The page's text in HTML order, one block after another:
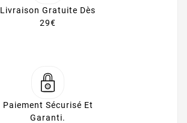
Livraison Gratuite Dès
29€
Paiement Sécurisé Et
Garanti.